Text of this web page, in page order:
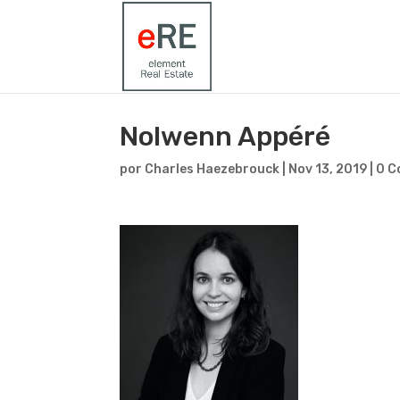
Nolwenn Appéré
por Charles Haezebrouck Nov 13, 2019 0